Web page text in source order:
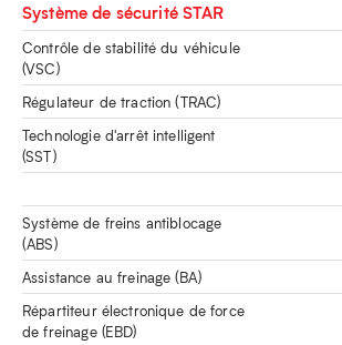
Système de sécurité STAR
Contrôle de stabilité du véhicule
(VSC)
Régulateur de traction (TRAC)
Technologie d'arrêt intelligent
(SST)
Système de freins antiblocage
(ABS)
Assistance au freinage (BA)
Répartiteur électronique de force
de freinage (EBD)